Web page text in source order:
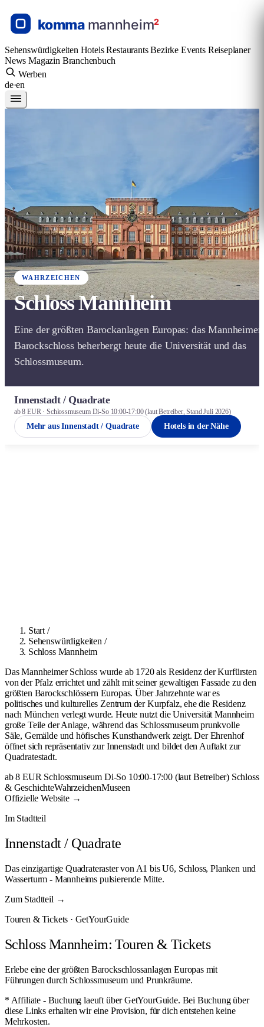
Sehenswürdigkeiten HotelsRestaurantsBezirke Events Reiseplaner
NewsMagazin Branchenbuch
Werben
de·en
WAHRZEICHEN
Schloss Mannheim
Eine der größten Barockanlagen Europas: das Mannheimer
Barockschloss beherbergt heute die Universität und das
Schlossmuseum.
Innenstadt / Quadrate
ab 8 EUR · Schlossmuseum Di-So 10:00-17:00 (laut Betreiber, Stand Juli 2026)
Mehr aus Innenstadt / Quadrate Hotels in der Nähe
Start /
Sehenswürdigkeiten /
Schloss Mannheim
Das Mannheimer Schloss wurde ab 1720 als Residenz der Kurfürsten
von der Pfalz errichtet und zählt mit seiner gewaltigen Fassade zu den
größten Barockschlössern Europas. Über Jahrzehnte war es
politisches und kulturelles Zentrum der Kurpfalz, ehe die Residenz
nach München verlegt wurde. Heute nutzt die Universität Mannheim
große Teile der Anlage, während das Schlossmuseum prunkvolle
Säle, Gemälde und höfisches Kunsthandwerk zeigt. Der Ehrenhof
öffnet sich repräsentativ zur Innenstadt und bildet den Auftakt zur
Quadratestadt.
ab 8 EUR Schlossmuseum Di-So 10:00-17:00 (laut Betreiber) Schloss
& GeschichteWahrzeichenMuseen
Offizielle Website →
Im Stadtteil
Innenstadt / Quadrate
Das einzigartige Quadrateraster von A1 bis U6, Schloss, Planken und
Wasserturm - Mannheims pulsierende Mitte.
Zum Stadtteil →
Touren & Tickets · GetYourGuide
Schloss Mannheim: Touren & Tickets
Erlebe eine der größten Barockschlossanlagen Europas mit
Führungen durch Schlossmuseum und Prunkräume.
* Affiliate - Buchung laeuft über GetYourGuide. Bei Buchung über
diese Links erhalten wir eine Provision, für dich entstehen keine
Mehrkosten.